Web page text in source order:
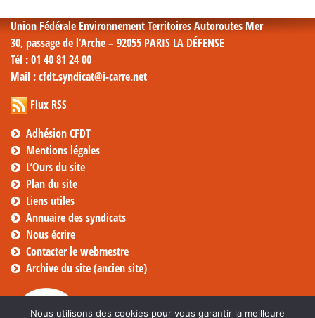
Union Fédérale Environnement Territoires Autoroutes Mer
30, passage de l’Arche – 92055 PARIS LA DÉFENSE
Tél : 01 40 81 24 00
Mail : cfdt.syndicat@i-carre.net
Flux RSS
Adhésion CFDT
Mentions légales
L’Ours du site
Plan du site
Liens utiles
Annuaire des syndicats
Nous écrire
Contacter le webmestre
Archive du site (ancien site)
Nous utilisons des cookies pour vous garantir la meilleure